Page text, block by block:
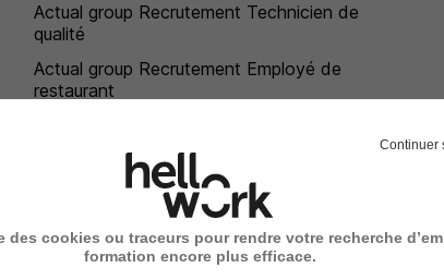
Actual group Recrutement Technicien de
qualité
Actual group Recrutement Employé de
restaurant
maintenance
Actual group Recrutement Frigoriste
Actual group Recrutement Technicien
maintenance automobile
Continuer
des cookies ou traceurs pour rendre votre recherche
formation encore plus efficace.